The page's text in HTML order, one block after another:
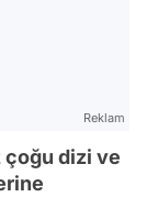
Reklam
dizi ve